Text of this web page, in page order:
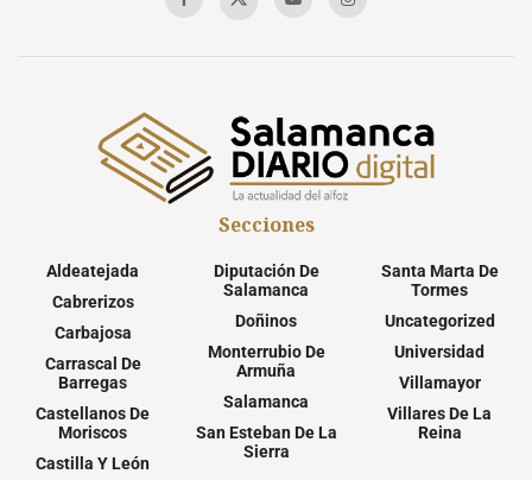
Secciones
Aldeatejada
Cabrerizos
Carbajosa
Carrascal De
Barregas
Castellanos De
Moriscos
Castilla Y León
Diputación De
Salamanca
Doñinos
Monterrubio De
Armuña
Salamanca
San Esteban De La
Sierra
Santa Marta De
Tormes
Uncategorized
Universidad
Villamayor
Villares De La
Reina